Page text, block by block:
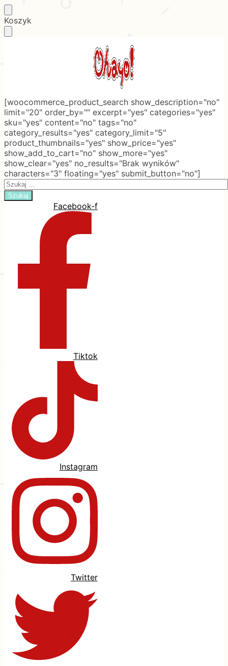
Skip
to
Skip
to
Koszyk
[woocommerce_product_search show_description="no"
limit="20" order_by="" excerpt="yes" categories="yes"
sku="yes" content="no" tags="no"
category_results="yes" category_limit="5"
product_thumbnails="yes" show_price="yes"
show_add_to_cart="no" show_more="yes"
show_clear="yes" no_results="Brak wyników"
characters="3" floating="yes" submit_button="no"]
Search
for:
Facebook-f
Tiktok
Instagram
Twitter